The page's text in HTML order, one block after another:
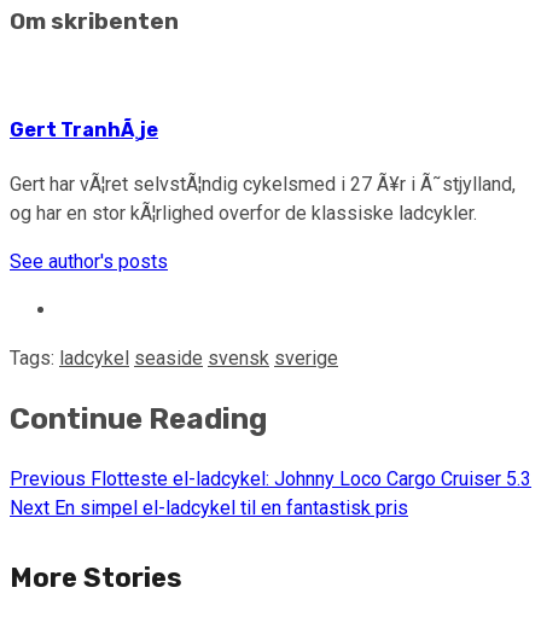
Om skribenten
Gert TranhÃ¸je
Gert har vÃ¦ret selvstÃ¦ndig cykelsmed i 27 Ã¥r i Ã˜stjylland,
og har en stor kÃ¦rlighed overfor de klassiske ladcykler.
See author's posts
Tags: ladcykel seaside svensk sverige
Continue Reading
Previous Flotteste el-ladcykel: Johnny Loco Cargo Cruiser 5.3
Next En simpel el-ladcykel til en fantastisk pris
More Stories